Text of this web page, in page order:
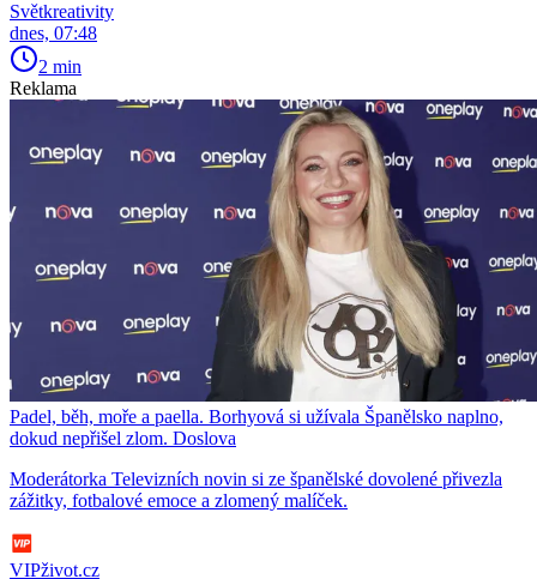
Světkreativity
dnes, 07:48
2 min
Reklama
Padel, běh, moře a paella. Borhyová si užívala Španělsko naplno,
dokud nepřišel zlom. Doslova
Moderátorka Televizních novin si ze španělské dovolené přivezla
zážitky, fotbalové emoce a zlomený malíček.
VIPživot.cz